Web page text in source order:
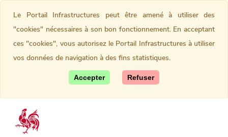
Le Portail Infrastructures peut être amené à utiliser des
"cookies" nécessaires à son bon fonctionnement. En acceptant
ces "cookies", vous autorisez le Portail Infrastructures à utiliser
vos données de navigation à des fins statistiques.
Accepter Refuser